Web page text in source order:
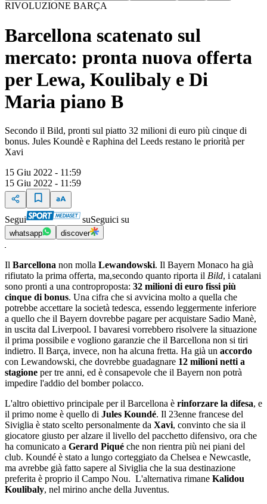
RIVOLUZIONE BARÇA
Barcellona scatenato sul
mercato: pronta nuova offerta
per Lewa, Koulibaly e Di
Maria piano B
Secondo il Bild, pronti sul piatto 32 milioni di euro più cinque di
bonus. Jules Koundè e Raphina del Leeds restano le priorità per
Xavi
15 Giu 2022 - 11:59
15 Giu 2022 - 11:59
Segui suSeguici su
whatsapp discover
Il Barcellona non molla Lewandowski. Il Bayern Monaco ha già
rifiutato la prima offerta, ma,secondo quanto riporta il Bild, i catalani
sono pronti a una controproposta: 32 milioni di euro fissi più
cinque di bonus. Una cifra che si avvicina molto a quella che
potrebbe accettare la società tedesca, essendo leggermente inferiore
a quello che il Bayern dovrebbe pagare per acquistare Sadio Manè,
in uscita dal Liverpool. I bavaresi vorrebbero risolvere la situazione
il prima possibile e vogliono garanzie che il Barcellona non si tiri
indietro. Il Barça, invece, non ha alcuna fretta. Ha già un accordo
con Lewandowski, che dovrebbe guadagnare 12 milioni netti a
stagione per tre anni, ed è consapevole che il Bayern non potrà
impedire l'addio del bomber polacco.
L'altro obiettivo principale per il Barcellona è rinforzare la difesa, e
il primo nome è quello di Jules Koundé. Il 23enne francese del
Siviglia è stato scelto personalmente da Xavi, convinto che sia il
giocatore giusto per alzare il livello del pacchetto difensivo, ora che
ha comunicato a Gerard Piqué che non rientra più nei piani del
club. Koundé è stato a lungo corteggiato da Chelsea e Newcastle,
ma avrebbe già fatto sapere al Siviglia che la sua destinazione
preferita è proprio il Campo Nou. L'alternativa rimane Kalidou
Koulibaly, nel mirino anche della Juventus.